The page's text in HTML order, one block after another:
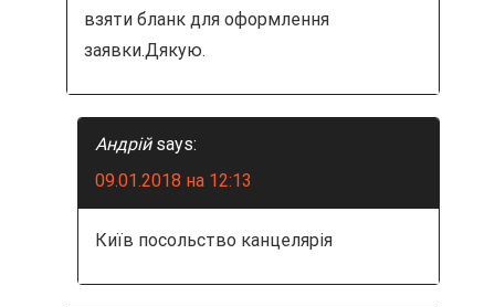
взяти бланк для оформлення
заявки.Дякую.
Андрій says:
09.01.2018 на 12:13
Київ посольство канцелярія